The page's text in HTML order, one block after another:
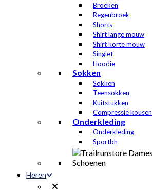
Broeken
Regenbroek
Shorts
Shirt lange mouw
Shirt korte mouw
Singlet
Hoodie
Sokken
Sokken
Teensokken
Kuitstukken
Compressie kousen
Onderkleding
Onderkleding
Sportbh
Heren